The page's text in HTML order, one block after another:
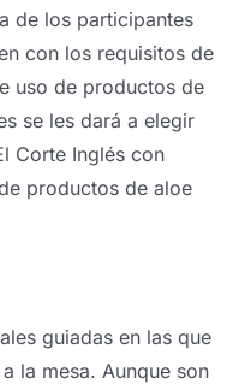
de los participantes
con los requisitos de
uso de productos de
se les dará a elegir
Corte Inglés con
productos de aloe
guiadas en las que
la mesa. Aunque son